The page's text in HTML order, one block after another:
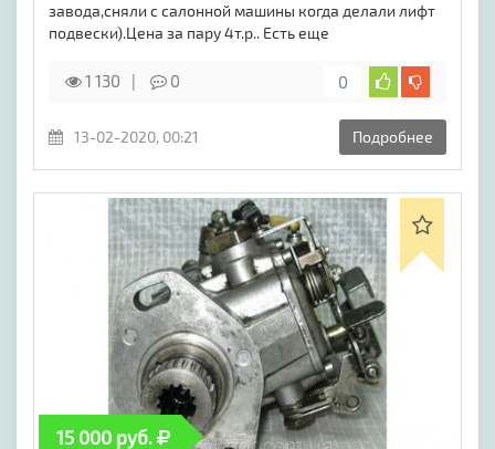
завода,сняли с салонной машины когда делали лифт
подвески).Цена за пару 4т.р.. Есть еще
1 130 0 0
13-02-2020, 00:21 Подробнее
15 000 руб.